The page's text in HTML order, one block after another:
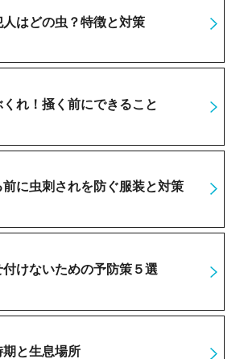
はどの虫？特徴と対策
れ！掻く前にできること
に虫刺されを防ぐ服装と対策
けないための予防策５選
と生息場所